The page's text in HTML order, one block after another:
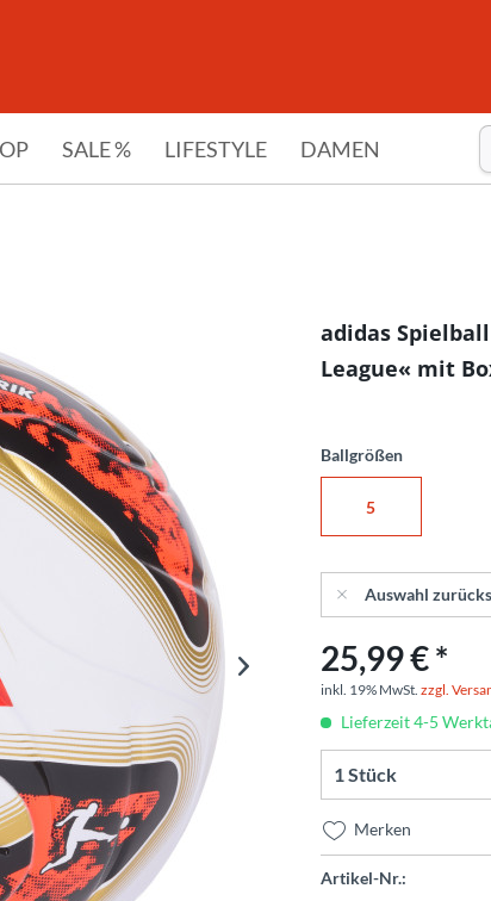
SALE % LIFESTYLE DAMEN
adidas
League« mit
Ballgrößen
5
Auswahl
25,99 € *
inkl. 19% MwSt. zzgl.
Lieferzeit 4-5
Merken
Artikel-Nr.: